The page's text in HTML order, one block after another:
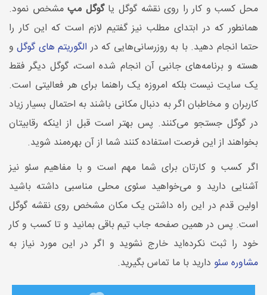
محل کسب و کار را روی نقشه گوگل یاگوگل مپمشخص نمود.
همانطور که در ابتدای مطلب نیز گفتیم لازم است که این کار را
حتما انجام دهید. با به روزرسانی‌هایی که در الگوریتم های گوگلو
هسته و برنامه‌های جانبی‌ آن انجام شده است، گوگل دیگر فقط
یک سایت نیست بلکه امروزه یک راهنما برای هر فعالیتی است.
کاربران و مخاطبان اگر به دنبال مکانی باشند به احتمال بسیار زیاد
در گوگل جستجو می‌کنند. پس بهتر است قبل از اینکه رقابیتان
بخواهند از این فرصت استفاده کنند شما از آن بهره‌مند شوید.
اگر کسب و کارتان برای شما مهم است و با مفاهیم سئو نیز
آشنایی دارید و می‌خواهید سئوی محلی مناسبی داشته باشید
اولین قدم در این راه داشتن یک مکان مشخص روی نقشه گوگل
است. پس در همین صفحه جاب تیم باقی بمانید و تا کسب و کار
خود را ثبت نکرده‌اید خارج نشوید و اگر در این مورد نیاز به
مشاوره سئو دارید با ما تماس بگیرید.